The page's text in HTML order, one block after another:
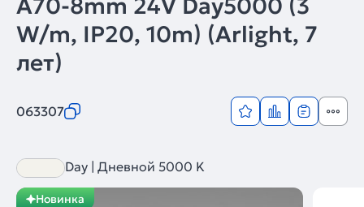
A70-8mm 24V Day5000 (3
W/m, IP20, 10m) (Arlight, 7
лет)
063307
Day | Дневной 5000 K
Новинка